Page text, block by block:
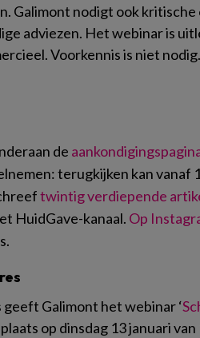
Galimont nodigt ook
adviezen. Het webinar is
Voorkennis is niet
de
terugkijken kan vanaf
twintig verdiepende
HuidGave-kanaal. Op
Galimont het webinar ‘
plaats op dinsdag 13 januari